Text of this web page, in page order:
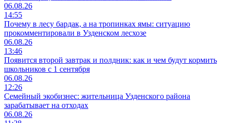
06.08.26
14:55
Почему в лесу бардак, а на тропинках ямы: ситуацию
прокомментировали в Узденском лесхозе
06.08.26
13:46
Появится второй завтрак и полдник: как и чем будут кормить
школьников с 1 сентября
06.08.26
12:26
Семейный экобизнес: жительница Узденского района
зарабатывает на отходах
06.08.26